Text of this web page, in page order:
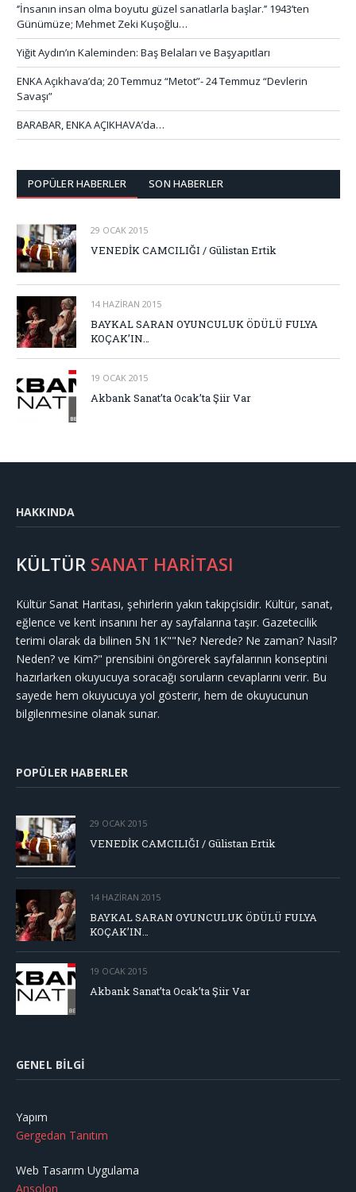
‘’İnsanın insan olma boyutu güzel sanatlarla başlar.’’ 1943’ten
Günümüze; Mehmet Zeki Kuşoğlu…
Yiğit Aydın’ın Kaleminden: Baş Belaları ve Başyapıtları
ENKA Açıkhava’da; 20 Temmuz “Metot”- 24 Temmuz “Devlerin
Savaşı”
BARABAR, ENKA AÇIKHAVA’da…
POPÜLER HABERLER SON HABERLER
29 OCAK 2015
VENEDİK CAMCILIĞI / Gülistan Ertik
14 HAZIRAN 2015
BAYKAL SARAN OYUNCULUK ÖDÜLÜ FULYA
KOÇAK’IN…
19 OCAK 2015
Akbank Sanat’ta Ocak’ta Şiir Var
HAKKINDA
KÜLTÜR SANAT HARİTASI
Kültür Sanat Haritası, şehirlerin yakın takipçisidir. Kültür, sanat,
eğlence ve kent insanını her ay sayfalarına taşır. Gazetecilik
terimi olarak da bilinen 5N 1K""Ne? Nerede? Ne zaman? Nasıl?
Neden? ve Kim?" prensibini öngörerek sayfalarının konseptini
hazırlarken okuyucuya soracağı soruların cevaplarını verir. Bu
sayede hem okuyucuya yol gösterir, hem de okuyucunun
bilgilenmesine olanak sunar.
POPÜLER HABERLER
29 OCAK 2015
VENEDİK CAMCILIĞI / Gülistan Ertik
14 HAZIRAN 2015
BAYKAL SARAN OYUNCULUK ÖDÜLÜ FULYA
KOÇAK’IN…
19 OCAK 2015
Akbank Sanat’ta Ocak’ta Şiir Var
GENEL BILGI
Yapım
Gergedan Tanıtım
Web Tasarım Uygulama
Ansolon